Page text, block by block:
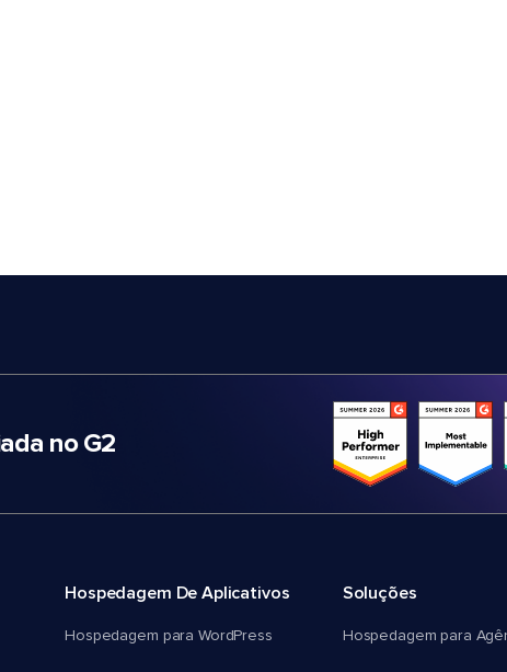
no G2
Hospedagem De Aplicativos
Hospedagem para WordPress
Soluções
Hospedagem para